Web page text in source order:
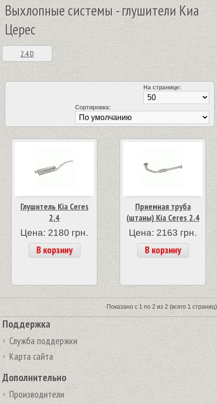
Выхлопные системы - глушители Киа
Церес
2.4 D
На странице:
Сортировка:
Глушитель Kia Ceres
2.4
Цена: 2180 грн.
В корзину
Приемная труба
(штаны) Kia Ceres 2.4
Цена: 2163 грн.
В корзину
Показано с 1 по 2 из 2 (всего 1 страниц)
Поддержка
Служба поддержки
Карта сайта
Дополнительно
Производители